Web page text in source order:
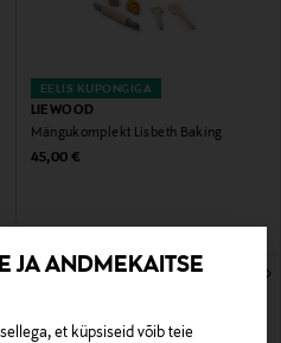
JA ANDMEKAITSE
et küpsiseid võib teie
EELIS KUPONGIGA
LIEWOOD
Mängukomplekt Lisbeth Baking
Original Price
45,00 €